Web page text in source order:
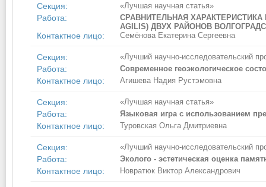
Секция: «Лучшая научная статья»
Работа:
СРАВНИТЕЛЬНАЯ
AGILIS) ДВУХ РАЙОНОВ
Контактное лицо: Семёнова Екатерина Сергеевна
Секция: «Лучший научно-исследовательский
Работа: Современное геоэкологическое
Контактное лицо: Агишева Надия Рустэмовна
Секция: «Лучшая научная статья»
Работа: Языковая игра с использованием
Контактное лицо: Туровская Ольга Дмитриевна
Секция: «Лучший научно-исследовательский
Работа: Эколого - эстетическая оценка
Контактное лицо: Новратюк Виктор Александрович